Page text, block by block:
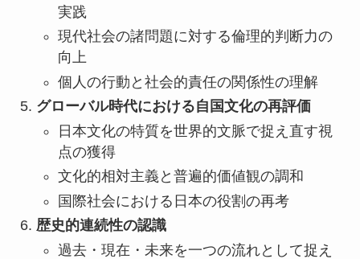
実践
現代社会の諸問題に対する倫理的判断力の
向上
個人の行動と社会的責任の関係性の理解
グローバル時代における自国文化の再評価
日本文化の特質を世界的文脈で捉え直す視
点の獲得
文化的相対主義と普遍的価値観の調和
国際社会における日本の役割の再考
歴史的連続性の認識
過去・現在・未来を一つの流れとして捉え